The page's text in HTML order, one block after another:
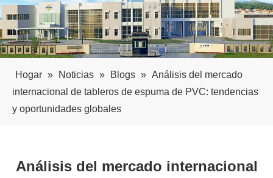
Hogar » Noticias » Blogs » Análisis del mercado
internacional de tableros de espuma de PVC: tendencias
y oportunidades globales
Análisis del mercado internacional